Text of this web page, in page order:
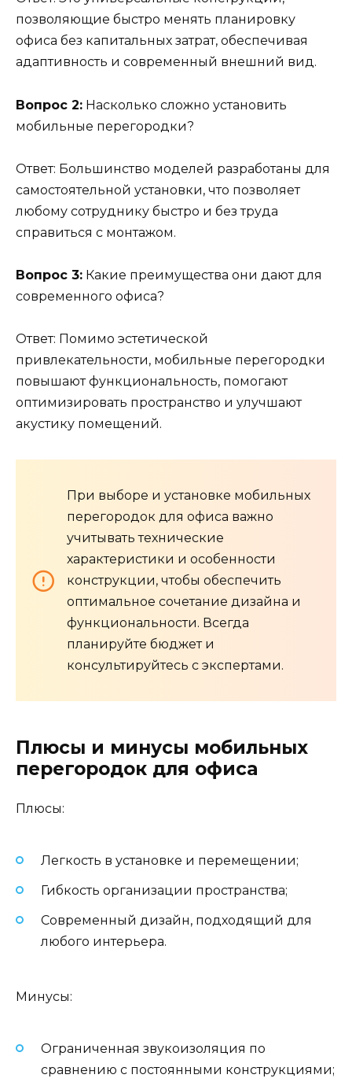
позволяющие быстро менять планировку
офиса без капитальных затрат, обеспечивая
адаптивность и современный внешний вид.
Вопрос 2: Насколько сложно установить
мобильные перегородки?
Ответ: Большинство моделей разработаны для
самостоятельной установки, что позволяет
любому сотруднику быстро и без труда
справиться с монтажом.
Вопрос 3: Какие преимущества они дают для
современного офиса?
Ответ: Помимо эстетической
привлекательности, мобильные перегородки
повышают функциональность, помогают
оптимизировать пространство и улучшают
акустику помещений.
При выборе и установке мобильных
перегородок для офиса важно
учитывать технические
характеристики и особенности
конструкции, чтобы обеспечить
оптимальное сочетание дизайна и
функциональности. Всегда
планируйте бюджет и
консультируйтесь с экспертами.
Плюсы и минусы мобильных
перегородок для офиса
Плюсы:
Легкость в установке и перемещении;
Гибкость организации пространства;
Современный дизайн, подходящий для
любого интерьера.
Минусы:
Ограниченная звукоизоляция по
сравнению с постоянными конструкциями;